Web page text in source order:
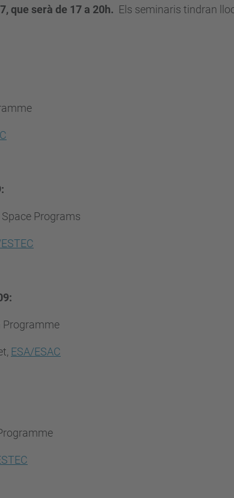
que serà de 17 a 20h. Els seminaris tindran
Programs
Programme
ESA/ESAC